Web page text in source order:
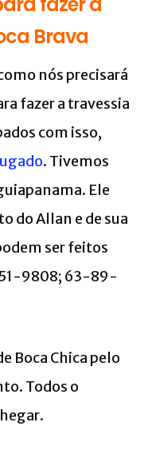
Brava
nós precisará
fazer a travessia
com isso,
. Tivemos
Ele
do Allan e de sua
ser feitos
9808; 63-89-
Boca Chica pelo
Todos o